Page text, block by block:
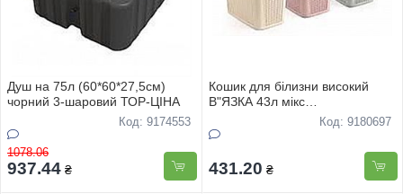
Душ на 75л (60*60*27,5см)
чорний 3-шаровий ТОР-ЦIНА
Код: 9174553
1078.06
937.44 ₴
Кошик для бiлизни високий
В"ЯЗКА 43л мiкс
кольорiв(Туреччина)Код: 9180697
431.20 ₴